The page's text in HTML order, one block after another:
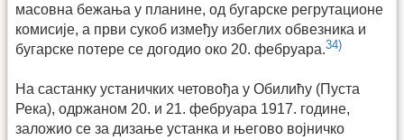
масовна бежања у планине, од бугарске регрутационе
комисије, а први сукоб између избеглих обвезника и
бугарске потере се догодио око 20. фебруара.34)
На састанку устаничких четовођа у Обилићу (Пуста
Река), одржаном 20. и 21. фебруара 1917. године,
заложио се за дизање устанка и његово војничко